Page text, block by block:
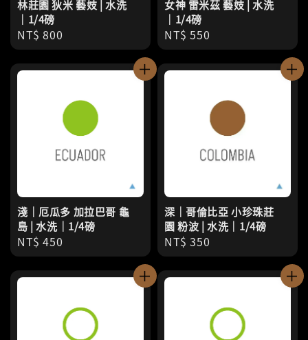
林莊園 狄米 藝妓 | 水洗
｜1/4磅
Regular
price
NT$ 800
女神 雷米茲 藝妓 | 水洗
｜1/4磅
Regular
price
NT$ 550
淺｜厄瓜多 加拉巴哥 龜
島 | 水洗｜1/4磅
Regular
price
NT$ 450
深｜哥倫比亞 小珍珠莊
園 粉波 | 水洗｜1/4磅
Regular
price
NT$ 350